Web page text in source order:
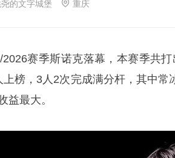
的文字城堡 重庆
2026赛季斯诺克落幕，本赛季共
上榜，3人2次完成满分杆，其中
益最大。